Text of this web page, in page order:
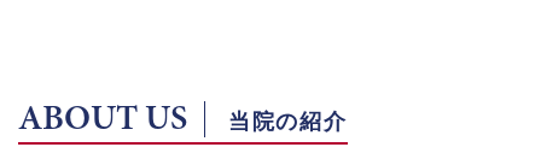
ABOUT US 当院の紹介